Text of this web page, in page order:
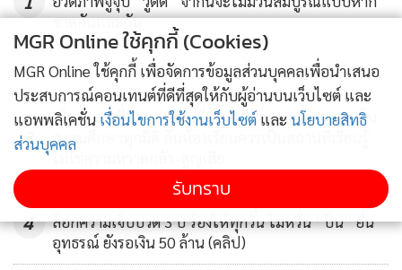
“ในโลกเลยเหรอ พี่แบร์เป็นผู้ชายที่หล่อที่สุดในโลก จริงๆ ก็ชม
ค่ะว่าหล่อมาก ไม่เคยเห็นหล่อขนาดนี้มาก่อน เราก็สวยค่ะ พูด
อย่างอื่นไม่ได้เลยนะ (คิดว่าควรจะให้อิจฉาใคร อิจฉาพี่แบร์ที่ได้
ญ่าเป็นภรรยา หรืออิจฉาญ่าที่ได้พี่แบร์เป็นสามี?)
อิจฉาพี่แบร์สิคะ ชมตัวเอง จะไม่มีใครรักพี่แบร์เท่าญ่าอีกต่อไป
แล้ว (หลายคนอิจฉาญาญ่า อยากบอกอะไรกับคนที่อิจฉาเรา
บ้าง?) หวังว่าสิ่งที่อิจฉา คือการที่เราได้พบเนื้อคู่ของเรา ก็หวังว่า
ทุกคนจะได้ลิ้มรสความรู้สึกนี้กันค่ะ พร้อมบีบมือคนที่ยังไม่เจอ”
ขาดกันและกัน
2
3
“โอปอล” ชี้ถึงเวลาแล้วที่ต้องแก้ปัญหาความรุนแรงใน
สถานศึกษาทุกมิติ ลั่นห้องเรียนควรเป็นสถานที่เรียนรู้
4
“ต้อม รชนีกร” จี๊ดใจ! โดนด่าเนรคุณที่ทำให้ฟรี ปลด
ล็อกความเจ็บปวด 3 ปี ร้องไห้ทุกวัน ไม่หวั่น “ปิ่น” ยื่น
อุทธรณ์ ยังรอเงิน 50 ล้าน (คลิป)
MGR Online ใช้คุกกี้ (Cookies)
MGR Online ใช้คุกกี้ เพื่อจัดการข้อมูลส่วนบุคคลเพื่อนำเสนอ
ประสบการณ์คอนเทนต์ที่ดีที่สุดให้กับผู้อ่านบนเว็บไซต์ และ
แอพพลิเคชั่น เงื่อนไขการใช้งานเว็บไซต์ และ นโยบายสิทธิ
ส่วนบุคคล
รับทราบ